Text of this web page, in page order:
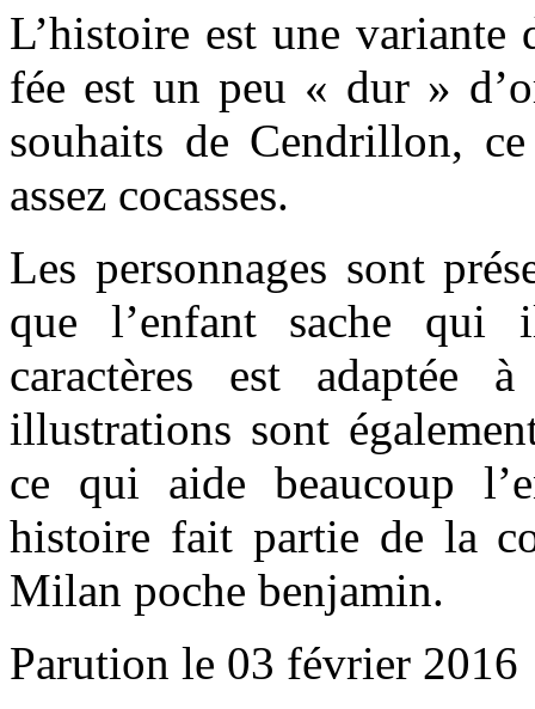
L’histoire est une
fée est un peu « dur »
souhaits de Cendrillon,
assez cocasses.
Les personnages sont
que l’enfant sache
caractères est
illustrations sont
ce qui aide beaucoup
histoire fait partie de la
Milan poche benjamin.
Parution le 03 février 2016